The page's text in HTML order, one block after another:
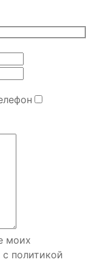
моих
политикой